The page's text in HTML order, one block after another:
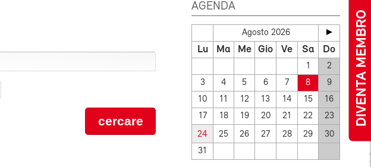
DIVENTA MEMBRO
cercare
AGENDA
Agosto 2026
Lu Ma Me Gio Ve Sa Do
1
2
3
4 5 6 7 8
9
10
11 12 13 14 15
16
17
18 19 20 21 22 23
24 25 26 27 28 29
30
31